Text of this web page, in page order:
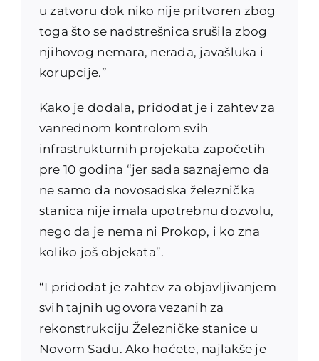
u zatvoru dok niko nije pritvoren zbog
toga što se nadstrešnica srušila zbog
njihovog nemara, nerada, javašluka i
korupcije.”
Kako je dodala, pridodat je i zahtev za
vanrednom kontrolom svih
infrastrukturnih projekata započetih
pre 10 godina “jer sada saznajemo da
ne samo da novosadska železnička
stanica nije imala upotrebnu dozvolu,
nego da je nema ni Prokop, i ko zna
koliko još objekata”.
“I pridodat je zahtev za objavljivanjem
svih tajnih ugovora vezanih za
rekonstrukciju Železničke stanice u
Novom Sadu. Ako hoćete, najlakše je